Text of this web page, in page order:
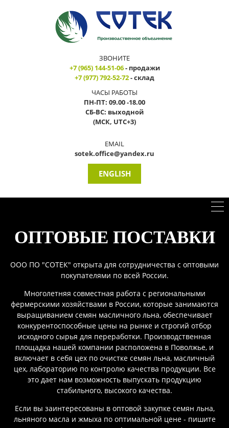
ЗВОНИТЕ
+7 (965) 144-51-06- продажи
+7 (977) 792-52-72- склад
ЧАСЫ РАБОТЫ
ПН-ПТ: 09.00 -18.00
СБ-ВС: выходной
(МСК, UTC+3)
EMAIL
sotek.office@yandex.ru
ENGLISH
ОПТОВЫЕ ПОСТАВКИ
ООО ПО "СОТЕК" открыта для сотрудничества с оптовыми
покупателями по всей России.
Многолетняя совместная работа с региональными
фермерскими хозяйствами в России, которые занимаются
выращиванием семян масличного льна, обеспечивает
конкурентоспособные цены на рынке и строгий отбор
исходного сырья для переработки. Производственная
площадка нашей компании расположена в Поволжье, и
включает в себя цех по очистке семян льна, масличный
цех, лабораторию по контролю качества продукции. Все
это дает нам возможность выпускать продукцию
стабильного, высокого качества.
Если вы заинтересованы в оптовой закупке семян льна,
льняного масла и жмыха по оптимальной цене - пишите